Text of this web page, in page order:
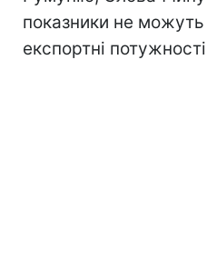
показники не можуть
експортні